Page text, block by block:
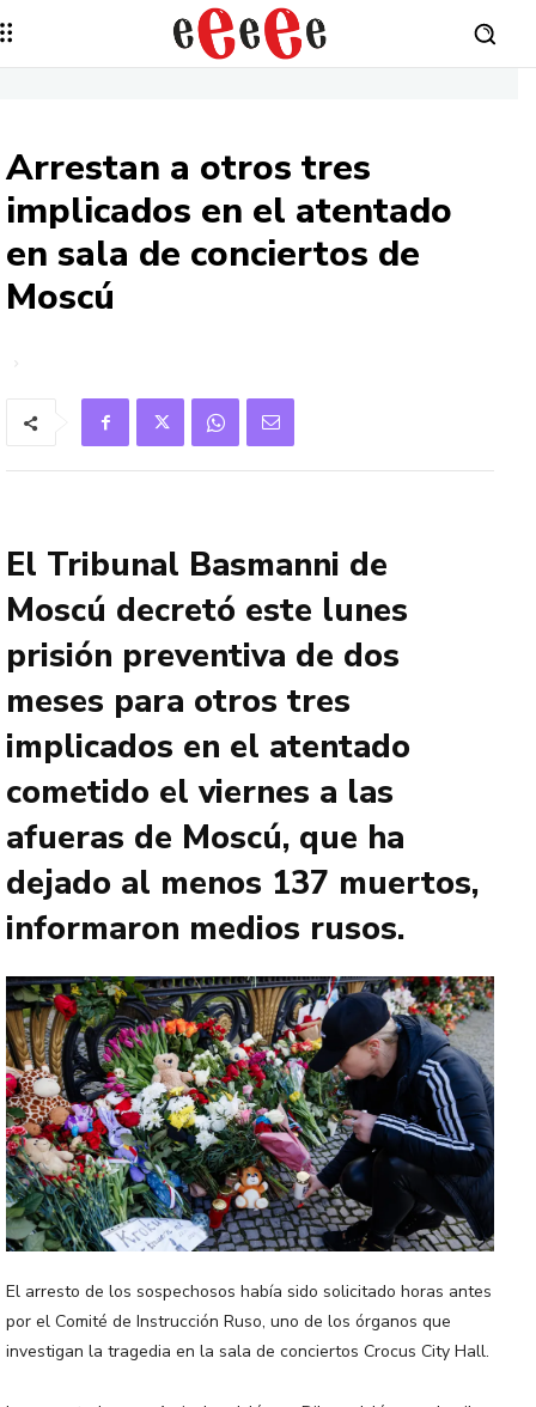
Arrestan a otros tres
implicados en el atentado
en sala de conciertos de
Moscú
El Tribunal Basmanni de
Moscú decretó este lunes
prisión preventiva de dos
meses para otros tres
implicados en el atentado
cometido el viernes a las
afueras de Moscú, que ha
dejado al menos 137 muertos,
informaron medios rusos.
El arresto de los sospechosos había sido solicitado horas antes
por el Comité de Instrucción Ruso, uno de los órganos que
investigan la tragedia en la sala de conciertos Crocus City Hall.